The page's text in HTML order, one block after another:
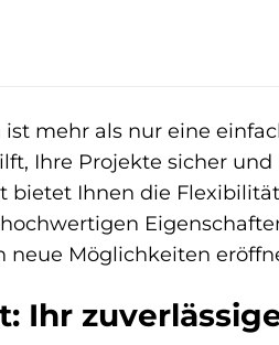
ist mehr als nur eine
Ihre Projekte sicher
bietet Ihnen die
neue Möglichkeiten
Ihr